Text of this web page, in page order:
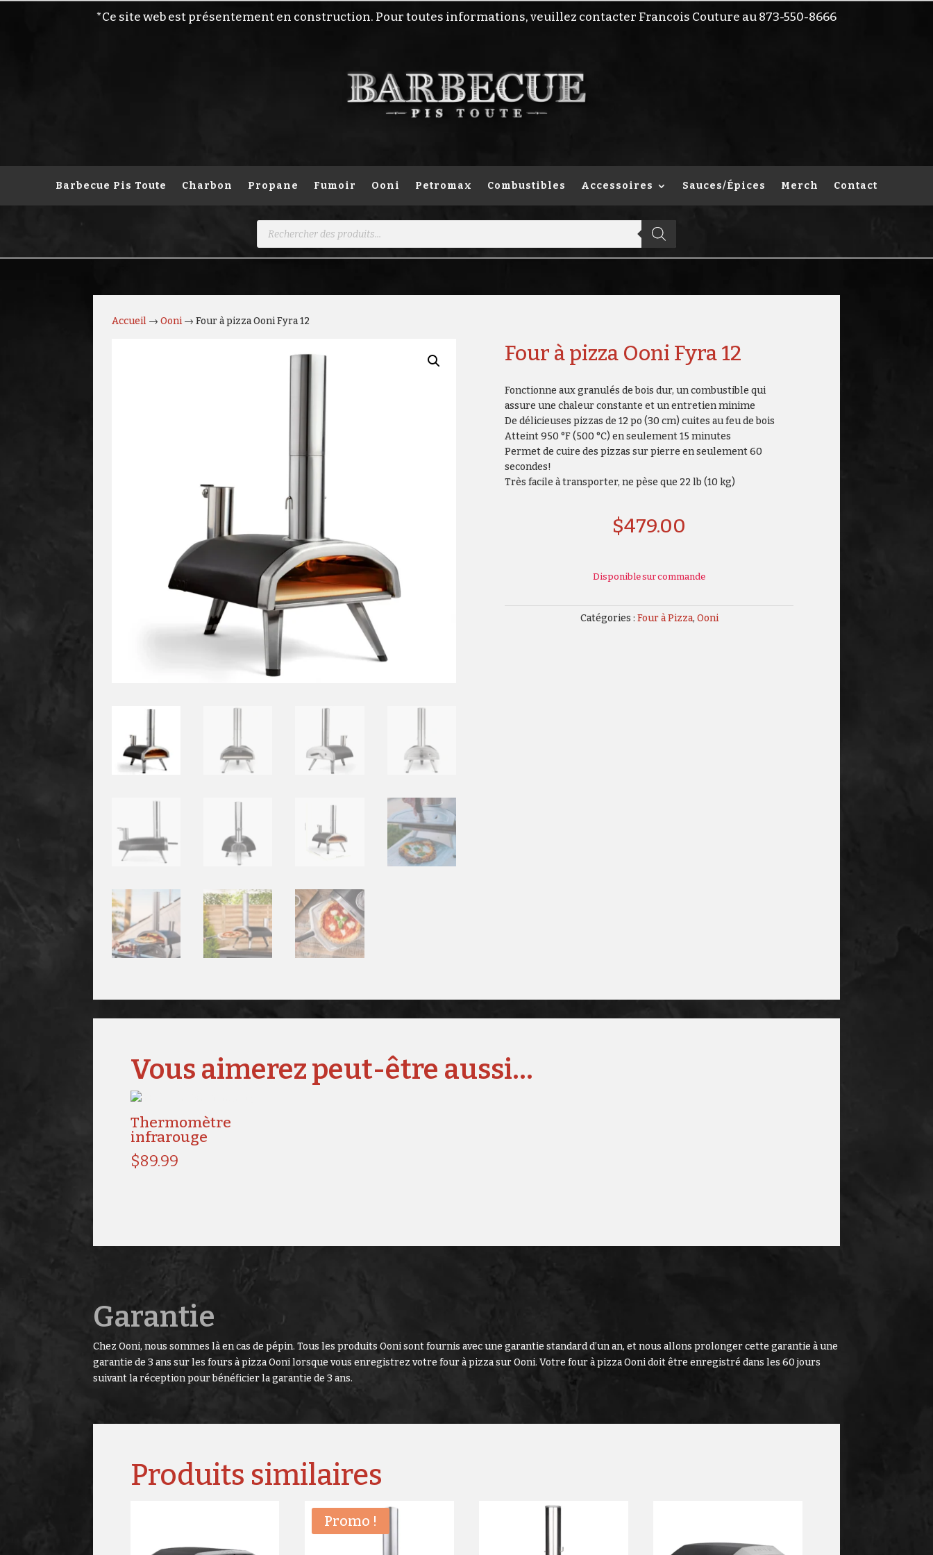
*Ce site web est présentement en construction. Pour toutes informations, veuillez contacter Francois Couture au 873-550-8666
Barbecue Pis Toute Charbon Propane Fumoir Ooni Petromax Combustibles Accessoires Sauces/Épices Merch Contact
Recherche
Accueil →Ooni→ Four à pizza Ooni Fyra 12
Four à pizza Ooni Fyra 12
Fonctionne aux granulés de bois dur, un combustible qui
assure une chaleur constante et un entretien minime
De délicieuses pizzas de 12 po (30 cm) cuites au feu de bois
Atteint 950 °F (500 °C) en seulement 15 minutes
Permet de cuire des pizzas sur pierre en seulement 60
secondes!
Très facile à transporter, ne pèse que 22 lb (10 kg)
$479.00
Disponible sur commande
Catégories : Four à Pizza, Ooni
Vous aimerez peut-être aussi…
Thermomètre
infrarouge
$89.99
Garantie
Chez Ooni, nous sommes là en cas de pépin. Tous les produits Ooni sont fournis avec une garantie standard d’un an, et nous allons prolonger cette garantie à une
garantie de 3 ans sur les fours à pizza Ooni lorsque vous enregistrez votre four à pizza sur Ooni. Votre four à pizza Ooni doit être enregistré dans les 60 jours
suivant la réception pour bénéficier la garantie de 3 ans.
Produits similaires
Promo !